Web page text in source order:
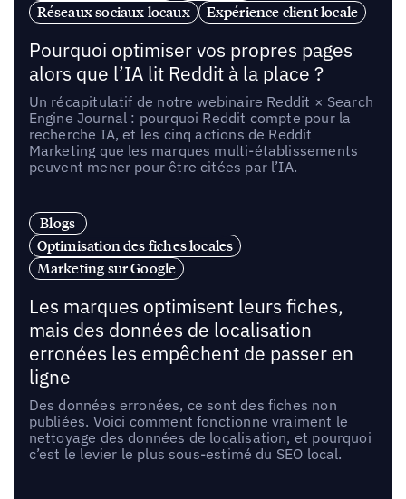
Réseaux sociaux locaux
Expérience client locale
Pourquoi optimiser vos propres pages
alors que l’IA lit Reddit à la place ?
Un récapitulatif de notre webinaire Reddit × Search
Engine Journal : pourquoi Reddit compte pour la
recherche IA, et les cinq actions de Reddit
Marketing que les marques multi-établissements
peuvent mener pour être citées par l’IA.
Blogs
Optimisation des fiches locales
Marketing sur Google
Les marques optimisent leurs fiches,
mais des données de localisation
erronées les empêchent de passer en
ligne
Des données erronées, ce sont des fiches non
publiées. Voici comment fonctionne vraiment le
nettoyage des données de localisation, et pourquoi
c’est le levier le plus sous-estimé du SEO local.